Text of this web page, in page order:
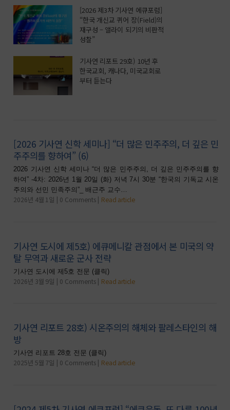
[2026 제3차 기사연 에큐포럼]
“한국 개신교 퀴어 장(Field)의
재구성 – 앨라이 되기의 비판적
성찰”
기사연 리포트 29호) 10년 후
한국교회, 캐나다, 미국교회로
부터 듣는다
[2026 기사연 신학 세미나] “더 많은 민주주의, 더 깊은 민
주주의를 향하여” (6)
2026 기사연 신학 세미나 “더 많은 민주주의, 더 깊은 민주주의를 향
하여” -4차: 2026년 1월 20일 (화) 저녁 7시 30분 “한국의 기독교 시온
주의와 선민 민족주의”_ 배근주 교수…
2026년 4월 1일 0 Comments Read article
기사연 도시에 제5호) 에큐메니칼 관점에서 본 미국의 약
탈 무역과 새로운 군사 전략
기사연 도시에 제5호 전문 (클릭)
2026년 3월 9일 0 Comments Read article
기사연 리포트 28호) 시온주의의 해체와 팔레스타인의 해
방
기사연 리포트 28호 전문 (클릭)
2025년 5월 7일 0 Comments Read article